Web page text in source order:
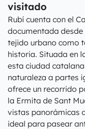
visitado
Rubí cuenta con el
documentada desde
tejido urbano como
historia. Situada en
esta ciudad
naturaleza a partes
ofrece un recorrido
la Ermita de Sant
vistas panorámicas
ideal para pasear